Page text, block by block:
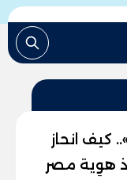
كيف انحاز
هوِية مصر